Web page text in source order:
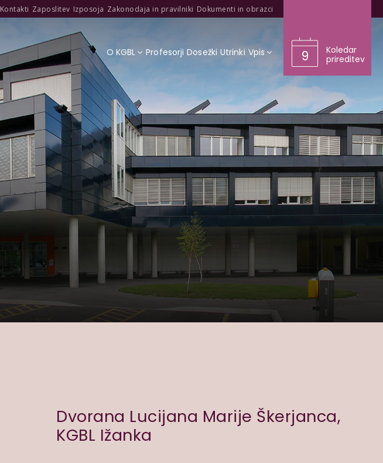
Kontakti Zaposlitev Izposoja Zakonodaja in pravilniki Dokumenti in obrazci
O KGBL Profesorji Dosežki Utrinki Vpis 9
Koledar
prireditev
Dvorana Lucijana Marije Škerjanca,
KGBL Ižanka